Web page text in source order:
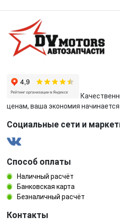
ценам, ваша экономия начинается
Социальные сети и
Способ оплаты
Наличный расчёт
Банковская карта
Безналичный расчёт
Контакты